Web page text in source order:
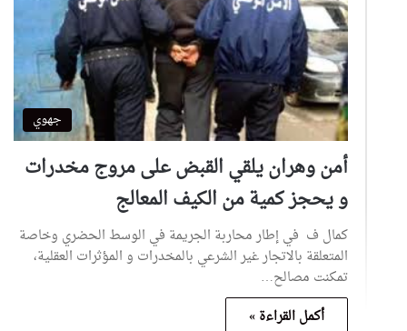
جهوي
أمن وهران يلقي القبض على مروج مخدرات
و يحجز كمية من الكيف المعالج
كمال ف في إطار محاربة الجريمة في الوسط الحضري وخاصة
المتعلقة بالاتجار غير الشرعي بالمخدرات و المؤثرات العقلية،
تمكنت مصالح…
أكمل القراءة »